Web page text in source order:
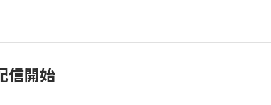
信開始